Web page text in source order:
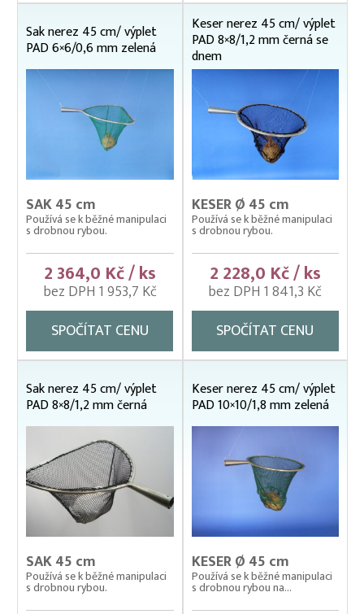
Sak nerez 45 cm/ výplet
PAD 6×6/0,6 mm zelená
SAK 45 cm
Používá se k běžné manipulaci
s drobnou rybou.
2 364,0 Kč / ks
bez DPH 1 953,7 Kč
SPOČÍTAT CENU
Keser nerez 45 cm/ výplet
PAD 8×8/1,2 mm černá se
dnem
KESER Ø 45 cm
Používá se k běžné manipulaci
s drobnou rybou.
2 228,0 Kč / ks
bez DPH 1 841,3 Kč
SPOČÍTAT CENU
Sak nerez 45 cm/ výplet
PAD 8×8/1,2 mm černá
SAK 45 cm
Používá se k běžné manipulaci
s drobnou rybou.
Keser nerez 45 cm/ výplet
PAD 10×10/1,8 mm zelená
KESER Ø 45 cm
Používá se k běžné manipulaci
s drobnou rybou na...